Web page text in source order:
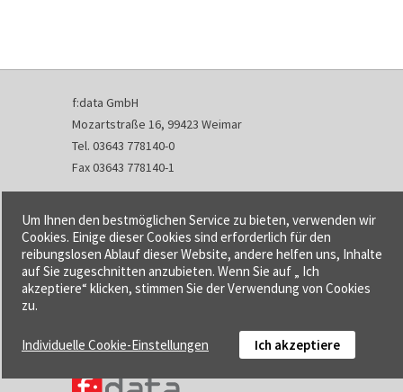
f:data GmbH
Mozartstraße 16, 99423 Weimar
Tel. 03643 778140-0
Fax 03643 778140-1
info@fdata.de
Kontakt
Impressum
Datenschutzerklärung
Urheberrecht und Haftung
Cookie-Einstellungen
Um Ihnen den bestmöglichen Service zu bieten, verwenden wir
Cookies. Einige dieser Cookies sind erforderlich für den
reibungslosen Ablauf dieser Website, andere helfen uns, Inhalte
auf Sie zugeschnitten anzubieten. Wenn Sie auf „ Ich
akzeptiere“ klicken, stimmen Sie der Verwendung von Cookies
zu.
Individuelle Cookie-Einstellungen Ich akzeptiere